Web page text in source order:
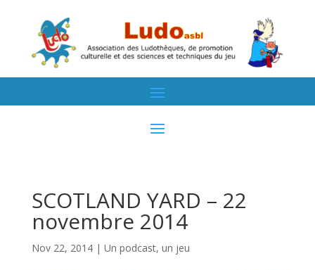
SCOTLAND YARD – 22
novembre 2014
Nov 22, 2014| Un podcast, un jeu